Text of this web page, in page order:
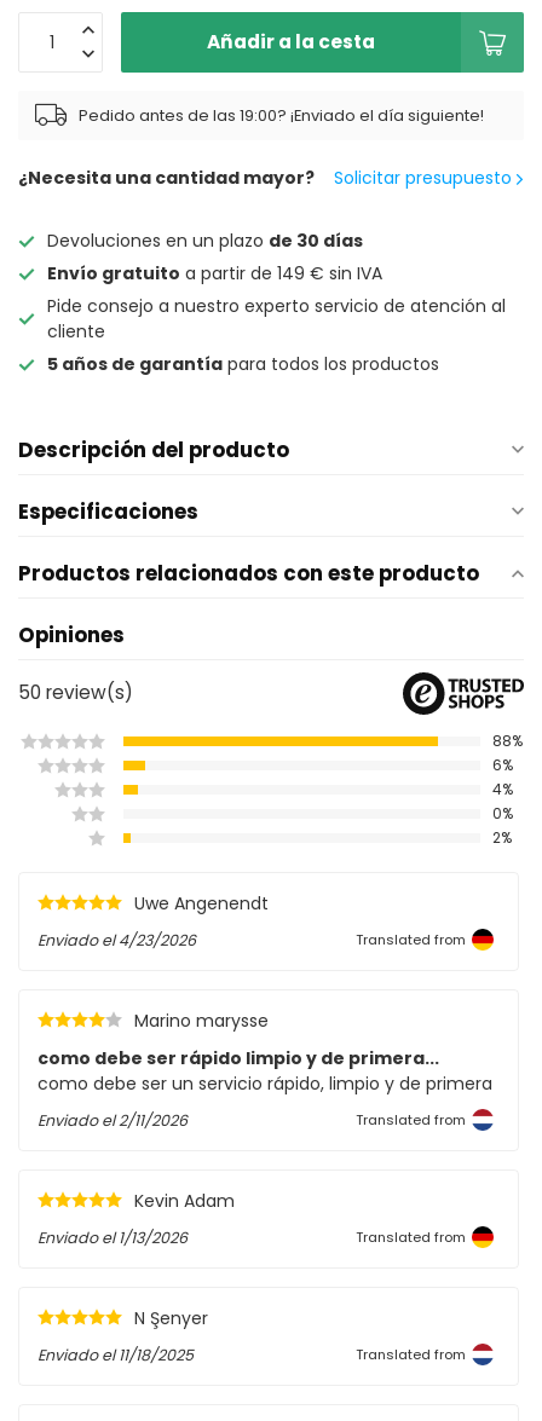
Añadir a la cesta
Pedido antes de las 19:00? ¡Enviado el día siguiente!
¿Necesita una cantidad mayor? Solicitar presupuesto
Devoluciones en un plazo de 30 días
Envío gratuito a partir de 149 € sin IVA
Pide consejo a nuestro experto servicio de atención al
cliente
5 años de garantía para todos los productos
Descripción del producto
Especificaciones
Productos relacionados con este producto
Opiniones
50 review(s)
88%
6%
4%
0%
2%
Uwe Angenendt
Enviado el4/23/2026 Translated from
Marino marysse
como debe ser rápido limpio y de primera...
como debe ser un servicio rápido, limpio y de primera
Enviado el2/11/2026 Translated from
Kevin Adam
Enviado el1/13/2026 Translated from
N Şenyer
Enviado el11/18/2025 Translated from